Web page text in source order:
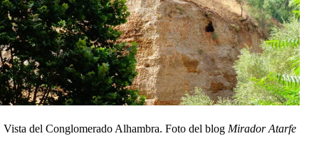
Vista del Conglomerado Alhambra. Foto del blog Mirador Atarfe